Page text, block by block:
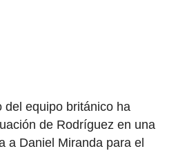
del equipo británico ha
de Rodríguez en una
a Daniel Miranda para el